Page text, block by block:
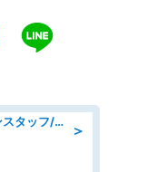
＞
日払いOKで即日収入/キッチンスタッフ/「原付免許必須」デリバリー業務など、自己成長可能な幅広い仕事に挑戦!髪型自由&ピアス・ネイルOK/茨城県/水戸市